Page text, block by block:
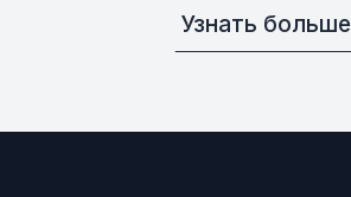
Узнать больше